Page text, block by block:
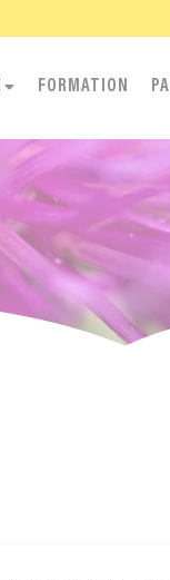
FORMATION